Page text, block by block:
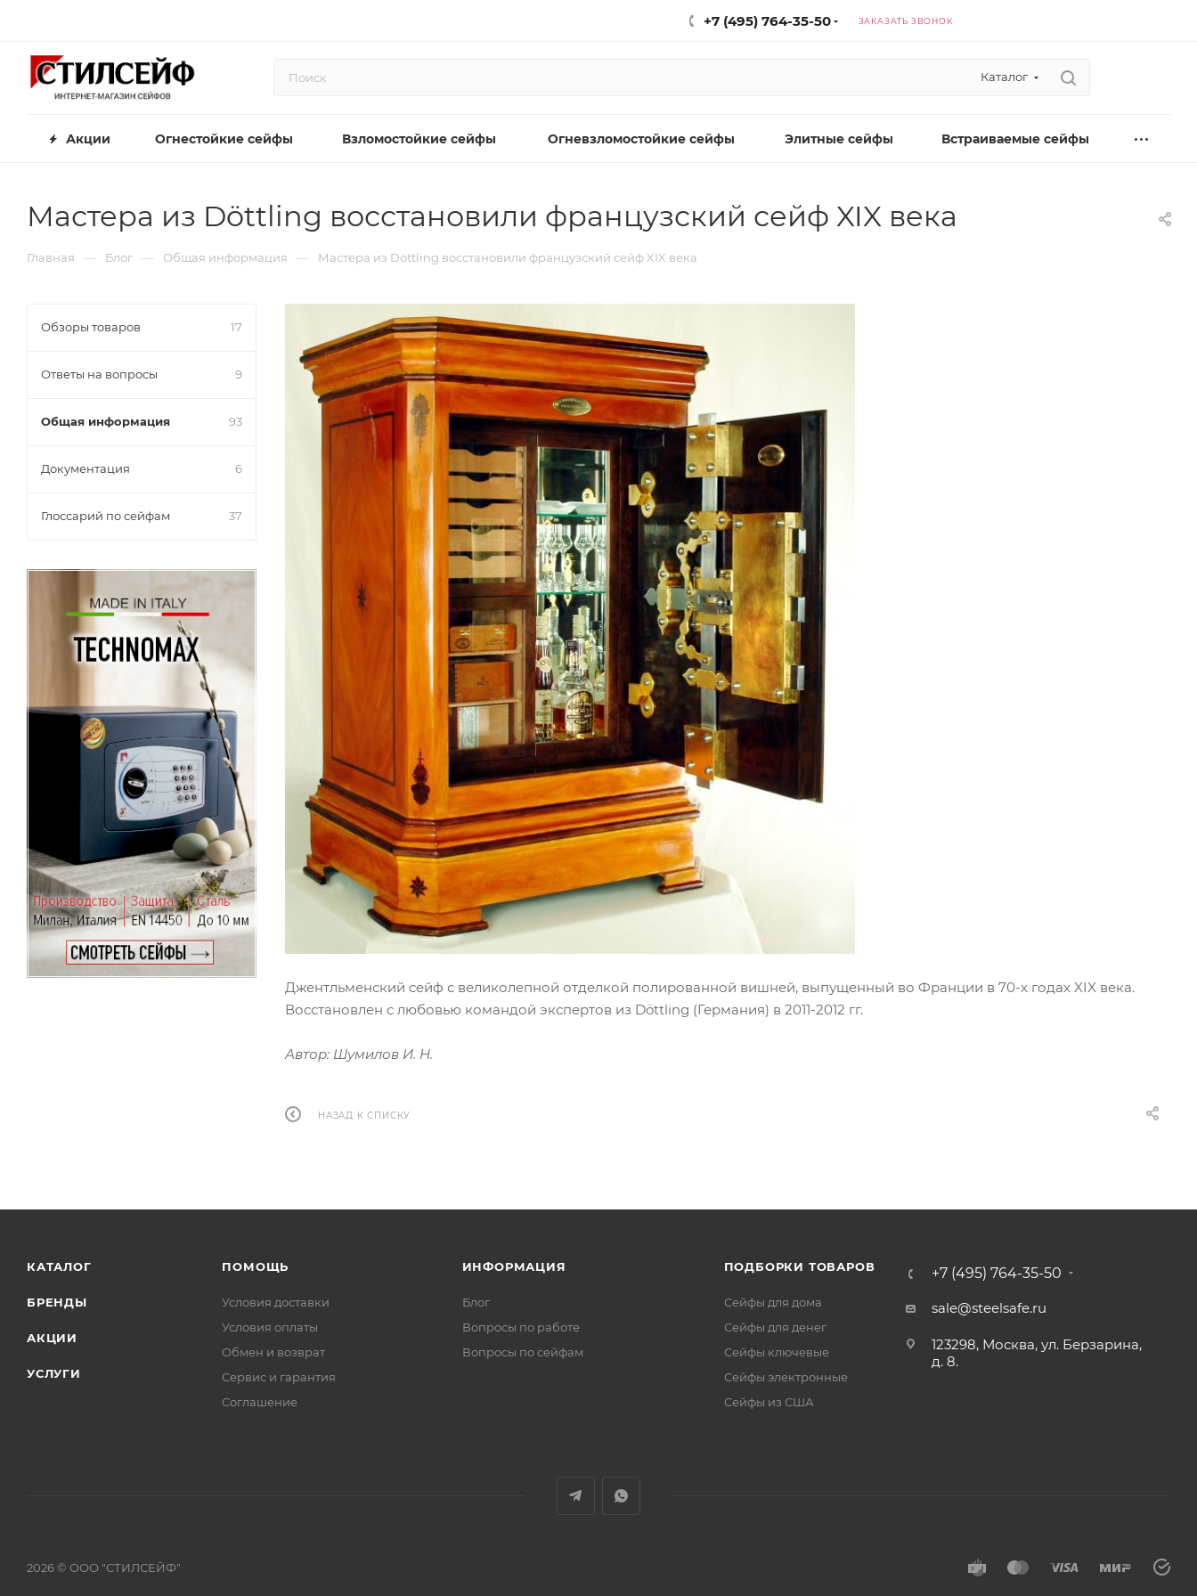
+7 (495) 764-35-50 ЗАКАЗАТЬ ЗВОНОК
Каталог
Акции Огнестойкие сейфы Взломостойкие сейфы Огневзломостойкие сейфы Элитные сейфы Встраиваемые сейфы
Мастера из Döttling восстановили французский сейф XIX века
Главная — Блог — Общая информация — Мастера из Döttling восстановили французский сейф XIX века
Джентльменский сейф с великолепной отделкой полированной вишней, выпущенный во Франции в 70-х годах XIX века.
Восстановлен с любовью командой экспертов из Döttling (Германия) в 2011-2012 гг.
Автор: Шумилов И. Н.
НАЗАД К СПИСКУ
Обзоры товаров 17
Ответы на вопросы 9
Общая информация 93
Документация 6
Глоссарий по сейфам 37
КАТАЛОГ
БРЕНДЫ
АКЦИИ
УСЛУГИ
ПОМОЩЬ
Условия доставки
Условия оплаты
Обмен и возврат
Сервис и гарантия
Соглашение
ИНФОРМАЦИЯ
Блог
Вопросы по работе
Вопросы по сейфам
ПОДБОРКИ ТОВАРОВ
Сейфы для дома
Сейфы для денег
Сейфы ключевые
Сейфы электронные
Сейфы из США
+7 (495) 764-35-50
sale@steelsafe.ru
123298, Москва, ул. Берзарина,
д. 8.
2026 © ООО "СТИЛСЕЙФ"